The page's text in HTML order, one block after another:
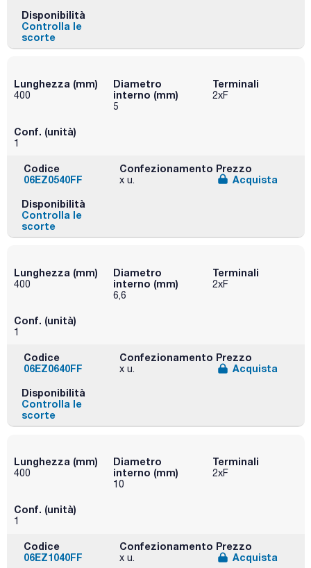
Disponibilità
Controlla le
scorte
Lunghezza (mm)
400
Diametro
interno (mm)
5
Terminali
2xF
Conf. (unità)
1
Codice
06EZ0540FF
Confezionamento
x u.
Prezzo
Acquista
Disponibilità
Controlla le
scorte
Lunghezza (mm)
400
Diametro
interno (mm)
6,6
Terminali
2xF
Conf. (unità)
1
Codice
06EZ0640FF
Confezionamento
x u.
Prezzo
Acquista
Disponibilità
Controlla le
scorte
Lunghezza (mm)
400
Diametro
interno (mm)
10
Terminali
2xF
Conf. (unità)
1
Codice
06EZ1040FF
Confezionamento
x u.
Prezzo
Acquista